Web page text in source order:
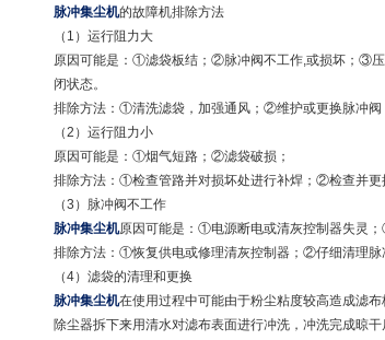
脉冲集尘机的故障机排除方法
（1）运行阻力大
原因可能是：①滤袋板结；②脉冲阀不工作,或损坏；③
闭状态。
排除方法：①清洗滤袋，加强通风；②维护或更换脉冲
（2）运行阻力小
原因可能是：①烟气短路；②滤袋破损；
排除方法：①检查管路并对损坏处进行补焊；②检查并更
（3）脉冲阀不工作
脉冲集尘机原因可能是：①电源断电或清灰控制器失灵
排除方法：①恢复供电或修理清灰控制器；②仔细清理
（4）滤袋的清理和更换
脉冲集尘机在使用过程中可能由于粉尘粘度较高造成滤
除尘器拆下来用清水对滤布表面进行冲洗，冲洗完成晾